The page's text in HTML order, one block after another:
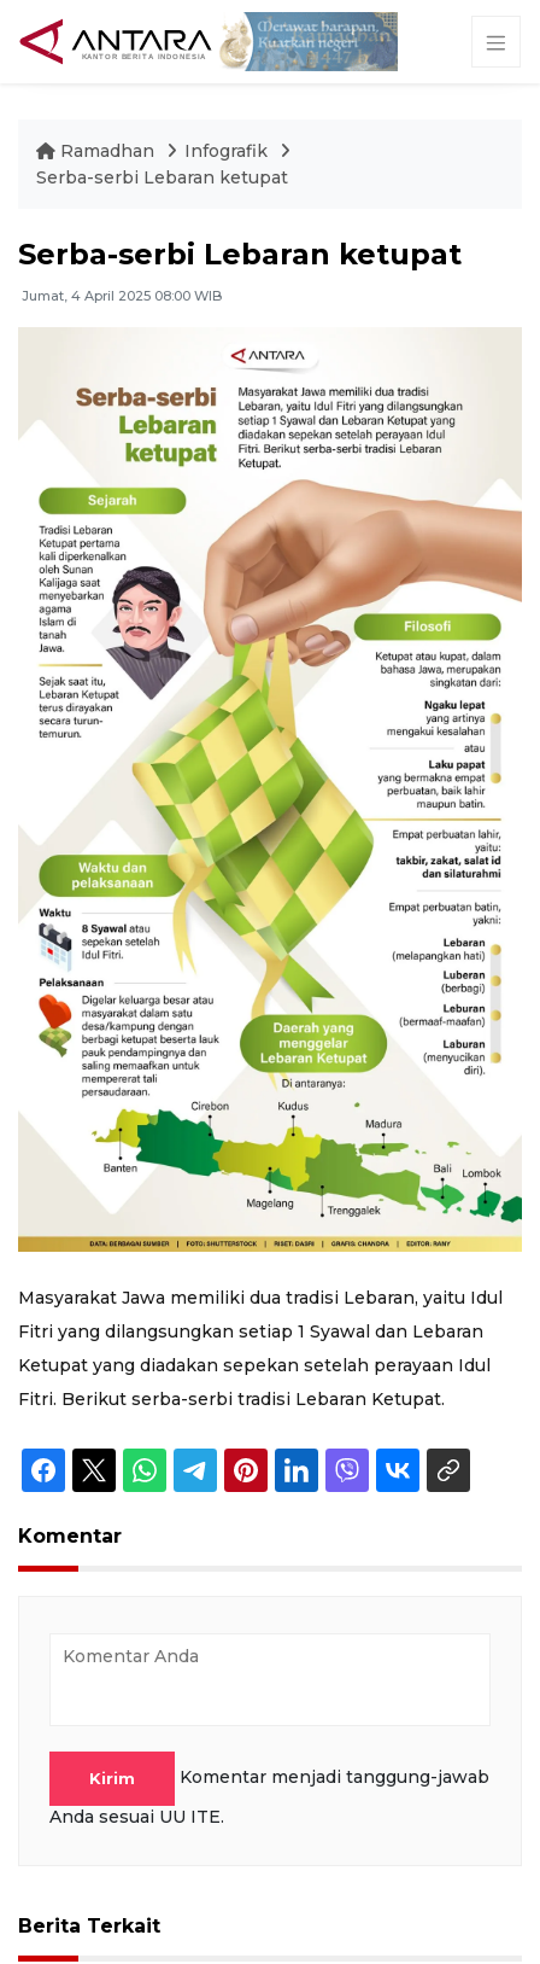
Ramadhan
Infografik
Serba-serbi Lebaran ketupat
Serba-serbi Lebaran ketupat
Jumat, 4 April 2025 08:00 WIB
Masyarakat Jawa memiliki dua tradisi Lebaran, yaitu Idul
Fitri yang dilangsungkan setiap 1 Syawal dan Lebaran
Ketupat yang diadakan sepekan setelah perayaan Idul
Fitri. Berikut serba-serbi tradisi Lebaran Ketupat.
Komentar
Kirim
Komentar menjadi tanggung-jawab
Anda sesuai UU ITE.
Berita Terkait